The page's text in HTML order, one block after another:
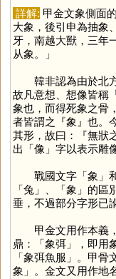
詳解: 甲金文象側面
大象，後引申為抽象
牙，南越大獸，三年
从象。」
韓非認為由於北方
故凡意想、想像皆稱
象也，而得死象之骨
者皆謂之『象』也。
其形，故曰：『無狀
出「像」字以表示雕
戰國文字「象 」
「兔」、「象 」的區
垂，不過部分字形已
甲金文用作本義，
鼎：「象弭」，即用
「象弭魚服」。甲
象」。金文又用作地名